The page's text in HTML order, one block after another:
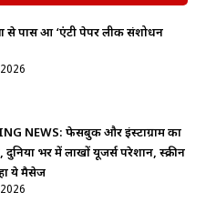
से पास हुआ ‘एंटी पेपर लीक संशोधन
NEWS: फेसबुक और इंस्टाग्राम का
दुनिया भर में लाखों यूजर्स परेशान, स्क्रीन
ये मैसेज